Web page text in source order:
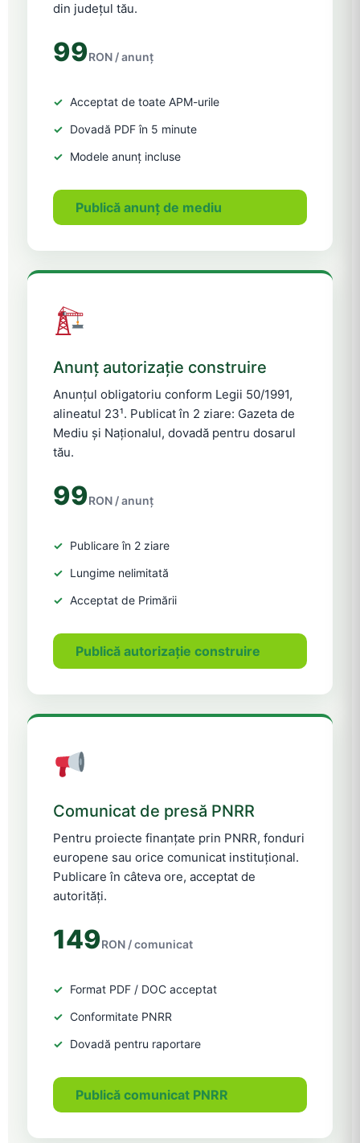
din județul tău.
99RON / anunț
Acceptat de toate APM-urile
Dovadă PDF în 5 minute
Modele anunț incluse
Publică anunț de mediu
Anunț autorizație construire
Anunțul obligatoriu conform Legii 50/1991,
alineatul 23¹. Publicat în 2 ziare: Gazeta de
Mediu și Naționalul, dovadă pentru dosarul
tău.
99RON / anunț
Publicare în 2 ziare
Lungime nelimitată
Acceptat de Primării
Publică autorizație construire
Comunicat de presă PNRR
Pentru proiecte finanțate prin PNRR, fonduri
europene sau orice comunicat instituțional.
Publicare în câteva ore, acceptat de
autorități.
149RON / comunicat
Format PDF / DOC acceptat
Conformitate PNRR
Dovadă pentru raportare
Publică comunicat PNRR